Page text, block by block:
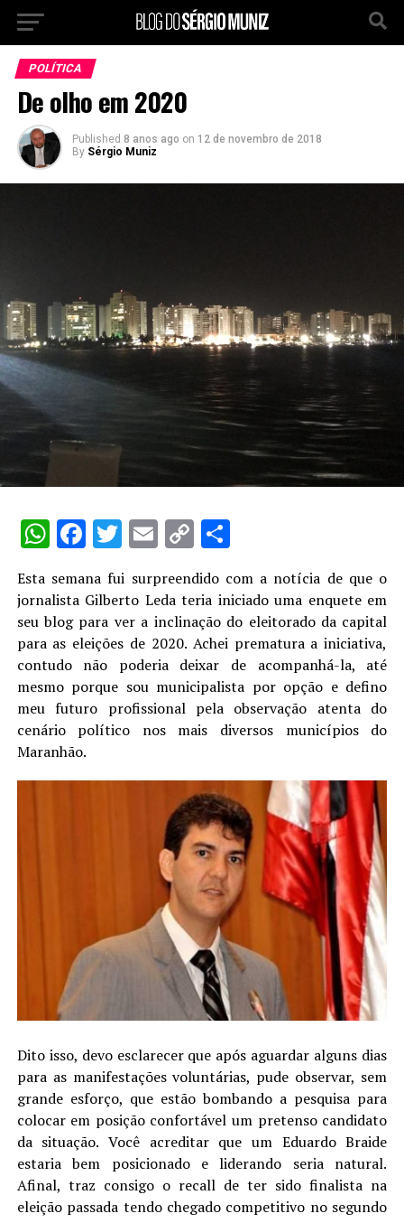
POLÍTICA
De olho em 2020
Published 8 anos ago on 12 de novembro de 2018
By Sérgio Muniz
WhatsApp
Facebook
Twitter
Email
CopyShare
Esta semana fui surpreendido com a notícia de que o
jornalista Gilberto Leda teria iniciado uma enquete em
seu blog para ver a inclinação do eleitorado da capital
para as eleições de 2020. Achei prematura a iniciativa,
contudo não poderia deixar de acompanhá-la, até
mesmo porque sou municipalista por opção e defino
meu futuro profissional pela observação atenta do
cenário político nos mais diversos municípios do
Maranhão.
Dito isso, devo esclarecer que após aguardar alguns dias
para as manifestações voluntárias, pude observar, sem
grande esforço, que estão bombando a pesquisa para
colocar em posição confortável um pretenso candidato
da situação. Você acreditar que um Eduardo Braide
estaria bem posicionado e liderando seria natural.
Afinal, traz consigo o recall de ter sido finalista na
eleição passada tendo chegado competitivo no segundo